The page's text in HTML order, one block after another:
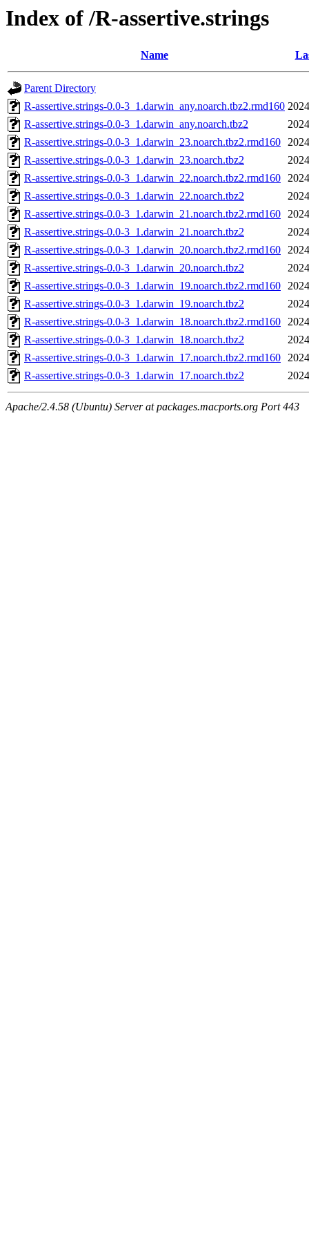
Index of /R-assertive.strings
Name
Parent Directory
R-assertive.strings-0.0-3_1.darwin_any.noarch.tbz2.rmd160
R-assertive.strings-0.0-3_1.darwin_any.noarch.tbz2
R-assertive.strings-0.0-3_1.darwin_23.noarch.tbz2.rmd160
R-assertive.strings-0.0-3_1.darwin_23.noarch.tbz2
R-assertive.strings-0.0-3_1.darwin_22.noarch.tbz2.rmd160
R-assertive.strings-0.0-3_1.darwin_22.noarch.tbz2
R-assertive.strings-0.0-3_1.darwin_21.noarch.tbz2.rmd160
R-assertive.strings-0.0-3_1.darwin_21.noarch.tbz2
R-assertive.strings-0.0-3_1.darwin_20.noarch.tbz2.rmd160
R-assertive.strings-0.0-3_1.darwin_20.noarch.tbz2
R-assertive.strings-0.0-3_1.darwin_19.noarch.tbz2.rmd160
R-assertive.strings-0.0-3_1.darwin_19.noarch.tbz2
R-assertive.strings-0.0-3_1.darwin_18.noarch.tbz2.rmd160
R-assertive.strings-0.0-3_1.darwin_18.noarch.tbz2
R-assertive.strings-0.0-3_1.darwin_17.noarch.tbz2.rmd160
R-assertive.strings-0.0-3_1.darwin_17.noarch.tbz2
Apache/2.4.58 (Ubuntu) Server at packages.macports.org Port 443